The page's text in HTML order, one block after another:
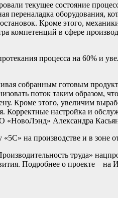
текущее состояние
переналадка оборудования,
Кроме этого,
компетенций в сфере
процесса на 60% и
собранным готовым
поток таким образом,
Кроме этого, увеличим
Корректные настройка и
«НовоЛэнд» Александра
на производстве и в зоне
труда»
Подробнее о проекте – на